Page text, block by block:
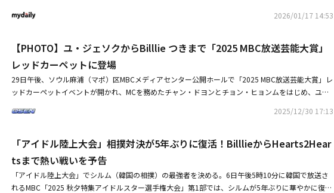
は一人で暮らす』は最近様々な試みを通じて番組の幅を拡大させている。ジョイ、DEXなど新しい顔
「私は一人で暮らす」の主軸メンバーだったパク・ナレが降板した中、つきがゲストとして番組に活
力を吹き込むのか、関心が集まっている。
2026/01/17 14:53
【PHOTO】ユ・ジェソクからBilllie つきまで「2025 MBC放送芸能大賞」
レッドカーペットに登場
29日午後、ソウル麻浦（マポ）区MBCメディアセンター公開ホールで「2025 MBC放送芸能大賞」レ
ッドカーペットイベントが開かれ、MCを務めたチャン・ドヨンとチョン・ヒョンムをはじめ、ユ・
リ・ジョン、イム・ウイル、キム・デホ、コン・ジョンファン、キアン84、イ・ジュスン、CODE K
ュンヒョン、BOOM、イム・ウイル、キム・スク、チャン・ドンミン、チェ・ホンマン、ツヤン、ホ
ン・ヒョンヒ、ソン・ウニ、ユ・ビョンジェらが登場した。・ユ・ジェソク「2025 MBC放送芸能大
賞」で大賞を受賞驚異の6冠に輝いた番組は？・【PHOTO】SEVENTEEN スングァンからキム・ヨン
ギョンまで「2025 MBC放送芸能大賞」レッドカーペットに登場
2025/12/30 17:13
「アイドル陸上大会」相撲対決が5年ぶりに復活！BilllieからHearts2Hear
tsまで熱い戦いを予告
「アイドル陸上大会」でシルム（韓国の相撲）の最強者を決める。6日午後5時10分に韓国で放送さ
れるMBC「2025 秋夕特集アイドルスター選手権大会」第1部では、シルムが5年ぶりに華やかに復活